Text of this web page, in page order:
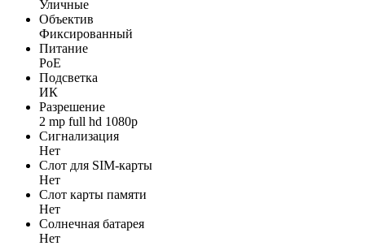
Уличные
Объектив
Фиксированный
Питание
PoE
Подсветка
ИК
Разрешение
2 mp full hd 1080p
Сигнализация
Нет
Слот для SIM-карты
Нет
Слот карты памяти
Нет
Солнечная батарея
Нет